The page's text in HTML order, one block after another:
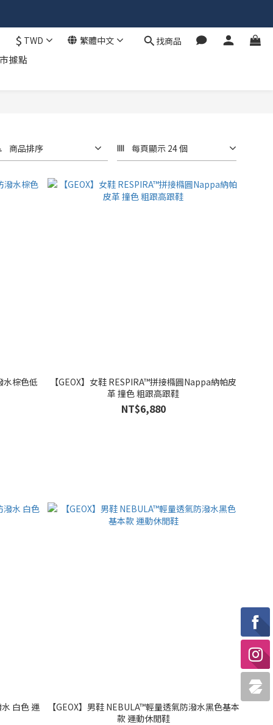
$ TWD 繁體中文 找商品
據點
商品排序 每頁顯示 24 個
水棕色低
【GEOX】女鞋 RESPIRA™拼接橢圓Nappa納帕皮
革 撞色 粗跟高跟鞋
NT$6,880
白色 運
【GEOX】男鞋 NEBULA™輕量透氣防潑水黑色基本
款 運動休閒鞋